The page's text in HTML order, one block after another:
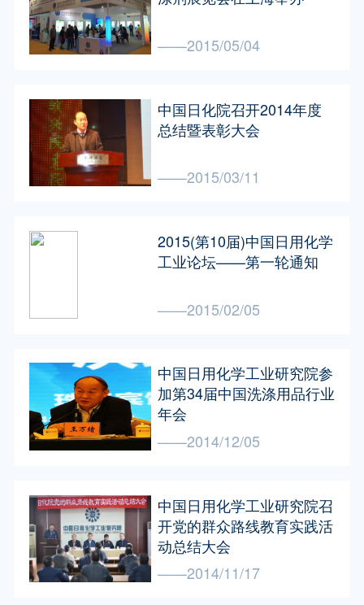
——2015/05/04
中国日化院召开2014年度
总结暨表彰大会
——2015/03/11
2015(第10届)中国日用化学
工业论坛——第一轮通知
——2015/02/05
中国日用化学工业研究院参
加第34届中国洗涤用品行业
年会
——2014/12/05
中国日用化学工业研究院召
开党的群众路线教育实践活
动总结大会
——2014/11/17